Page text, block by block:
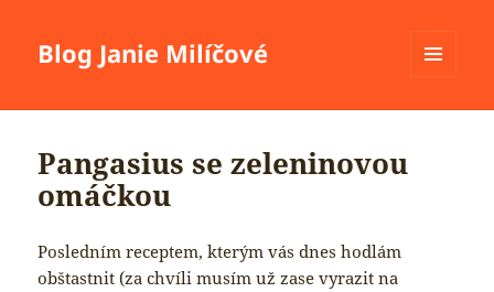
Blog Janie Milíčové
Pangasius se zeleninovou
omáčkou
Posledním receptem, kterým vás dnes hodlám
obštastnit (za chvíli musím už zase vyrazit na